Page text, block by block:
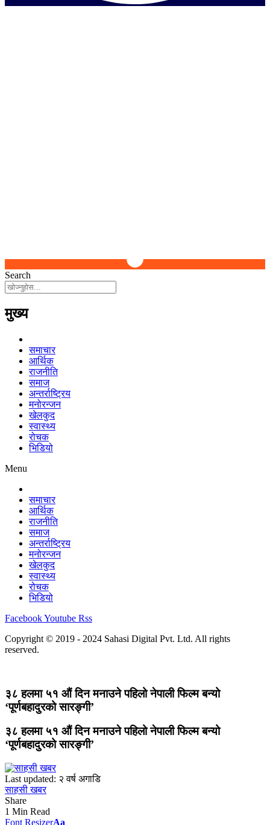
Search
मुख्य
समाचार
आर्थिक
राजनीति
समाज
अन्तर्राष्ट्रिय
मनोरन्जन
खेलकुद
स्वास्थ्य
रोचक
भिडियो
Menu
समाचार
आर्थिक
राजनीति
समाज
अन्तर्राष्ट्रिय
मनोरन्जन
खेलकुद
स्वास्थ्य
रोचक
भिडियो
FacebookYoutube Rss
Copyright © 2019 - 2024 Sahasi Digital Pvt. Ltd. All rights
reserved.
३८ हलमा ५१ औं दिन मनाउने पहिलो नेपाली फिल्म बन्यो
‘पूर्णबहादुरको सारङ्गी’
३८ हलमा ५१ औं दिन मनाउने पहिलो नेपाली फिल्म बन्यो
‘पूर्णबहादुरको सारङ्गी’
Last updated: २ वर्ष अगाडि
साहसी खबर
Share
1 Min Read
Font ResizerAa